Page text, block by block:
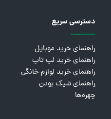
دسترسی سریع
راهنمای خرید موبایل
راهنمای خرید لپ تاپ
راهنمای خرید لوازم خانگی
راهنمای شیک بودن
چهره‌ها